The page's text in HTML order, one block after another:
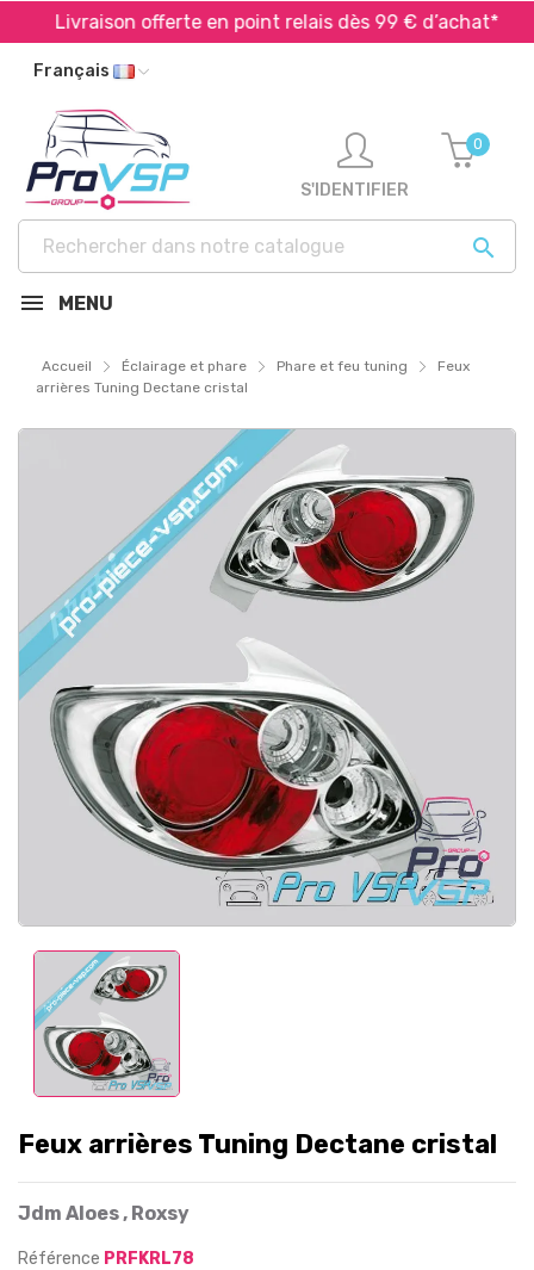
Livraison offerte en point relais dès 99 € d’achat*
Français

S'IDENTIFIER
0
MENU
Accueil Éclairage et phare Phare et feu tuning
Feux
arrières Tuning Dectane cristal
Feux arrières Tuning Dectane cristal
Jdm Aloes , Roxsy
Référence PRFKRL78